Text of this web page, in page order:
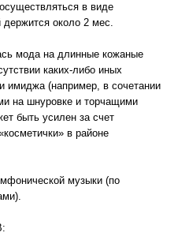
в виде
держится около 2 мес.
мода на длинные кожаные
каких-либо иных
(например, в сочетании
на шнуровке и торчащими
быть усилен за счет
в районе
музыки (по